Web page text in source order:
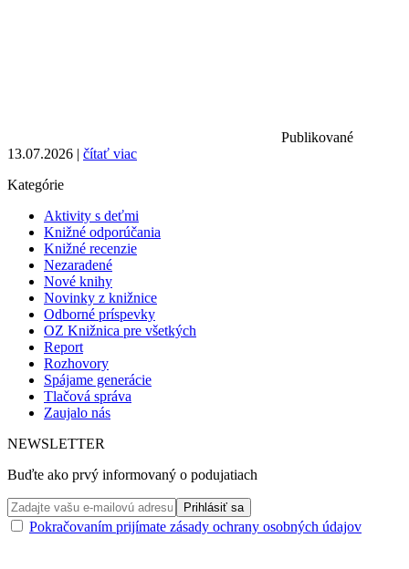
Publikované
13.07.2026 | čítať viac
Kategórie
Aktivity s deťmi
Knižné odporúčania
Knižné recenzie
Nezaradené
Nové knihy
Novinky z knižnice
Odborné príspevky
OZ Knižnica pre všetkých
Report
Rozhovory
Spájame generácie
Tlačová správa
Zaujalo nás
NEWSLETTER
Buďte ako prvý informovaný o podujatiach
Pokračovaním prijímate zásady ochrany osobných údajov